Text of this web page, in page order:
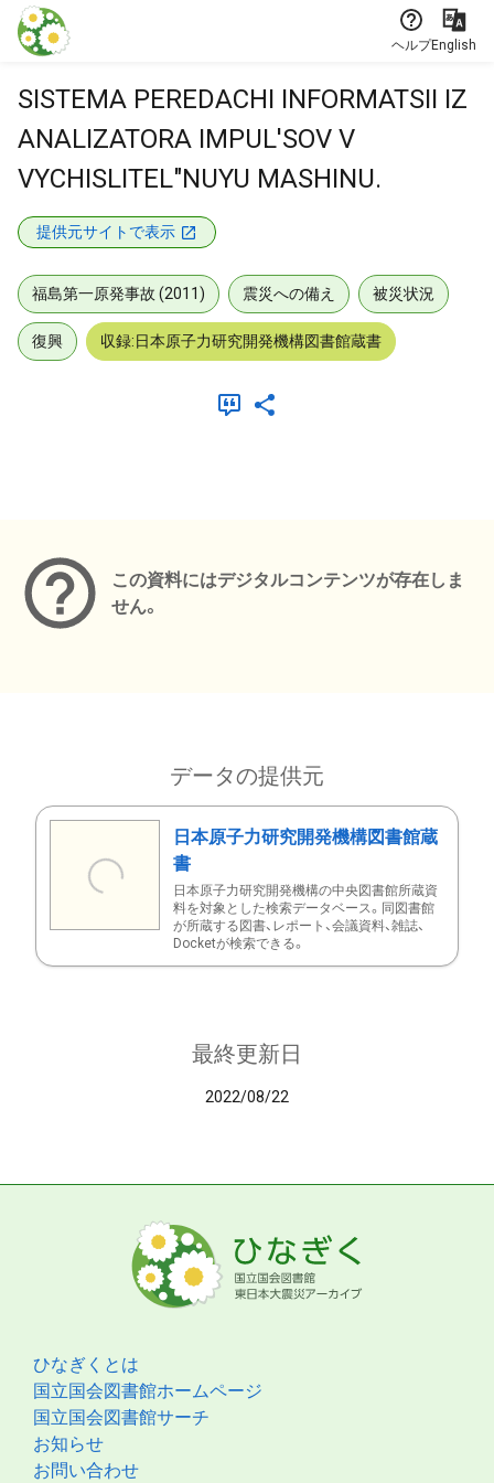
本文に飛ぶ
ヘルプEnglish
SISTEMA PEREDACHI INFORMATSII IZ
ANALIZATORA IMPUL'SOV V
VYCHISLITEL"NUYU MASHINU.
提供元サイトで表示
福島第一原発事故 (2011) 震災への備え 被災状況
復興 収録:日本原子力研究開発機構図書館蔵書
この資料にはデジタルコンテンツが存在しま
せん。
データの提供元
日本原子力研究開発機構図書館蔵
書
日本原子力研究開発機構の中央図書館所蔵資
料を対象とした検索データベース。同図書館
が所蔵する図書、レポート、会議資料、雑誌、
Docketが検索できる。
最終更新日
2022/08/22
ひなぎくとは
国立国会図書館ホームページ
国立国会図書館サーチ
お知らせ
お問い合わせ